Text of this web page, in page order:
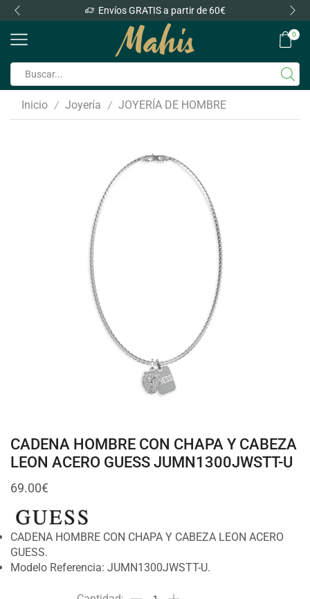
Envíos GRATIS a partir de 60€
0
Inicio / Joyería / JOYERÍA DE HOMBRE
CADENA HOMBRE CON CHAPA Y CABEZA
LEON ACERO GUESS JUMN1300JWSTT-U
69.00€
CADENA HOMBRE CON CHAPA Y CABEZA LEON ACERO
GUESS.
Modelo Referencia: JUMN1300JWSTT-U.